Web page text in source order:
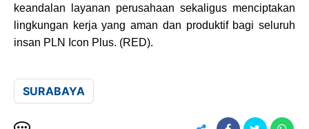
keandalan layanan perusahaan sekaligus menciptakan
lingkungan kerja yang aman dan produktif bagi seluruh
insan PLN Icon Plus. (RED).
SURABAYA